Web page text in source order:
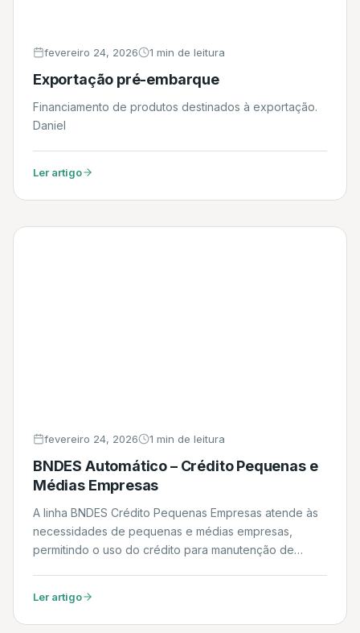
fevereiro 24, 2026 1 min de leitura
Exportação pré-embarque
Financiamento de produtos destinados à exportação.
Daniel
Ler artigo
fevereiro 24, 2026 1 min de leitura
BNDES Automático – Crédito Pequenas e
Médias Empresas
A linha BNDES Crédito Pequenas Empresas atende às
necessidades de pequenas e médias empresas,
permitindo o uso do crédito para manutenção de
finalidades. Daniel
Ler artigo